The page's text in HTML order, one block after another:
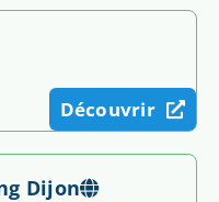
Découvrir
Dijon